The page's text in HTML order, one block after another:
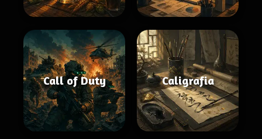
Call of Duty Caligrafia